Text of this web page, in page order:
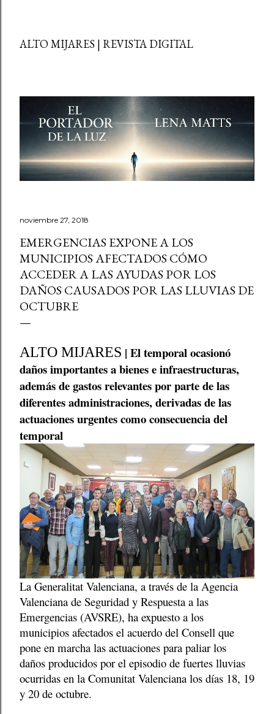
ALTO MIJARES | REVISTA DIGITAL
noviembre 27, 2018
EMERGENCIAS EXPONE A LOS
MUNICIPIOS AFECTADOS CÓMO
ACCEDER A LAS AYUDAS POR LOS
DAÑOS CAUSADOS POR LAS LLUVIAS DE
OCTUBRE
ALTO MIJARES | El temporal ocasionó
daños importantes a bienes e infraestructuras,
además de gastos relevantes por parte de las
diferentes administraciones, derivadas de las
actuaciones urgentes como consecuencia del
temporal
La Generalitat Valenciana, a través de la Agencia
Valenciana de Seguridad y Respuesta a las
Emergencias (AVSRE), ha expuesto a los
municipios afectados el acuerdo del Consell que
pone en marcha las actuaciones para paliar los
daños producidos por el episodio de fuertes lluvias
ocurridas en la Comunitat Valenciana los días 18, 19
y 20 de octubre.